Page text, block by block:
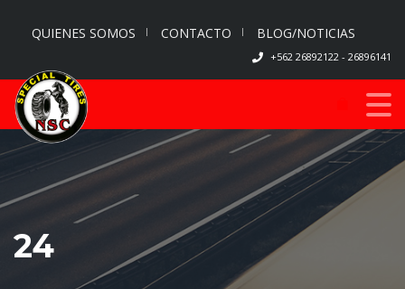
QUIENES SOMOS CONTACTO BLOG/NOTICIAS
+562 26892122 - 26896141
24